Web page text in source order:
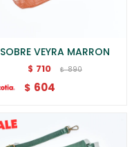
SOBRE VEYRA MARRON
$ 710 $ 890
$ 604